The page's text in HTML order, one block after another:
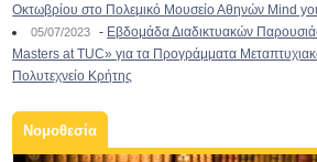
Οκτωβρίου στο Πολεμικό Μουσείο Αθηνών Mind
05/07/2023 - Εβδομάδα Διαδικτυακών
Masters at TUC» για τα Προγράμματα
Πολυτεχνείο Κρήτης
Νομοθεσία